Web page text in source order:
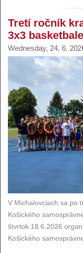
Tretí ročník
3x3
Wednesday, 24. 6.
V Michalovciach sa po
Košického
štvrtok 18.6.2026
Košického